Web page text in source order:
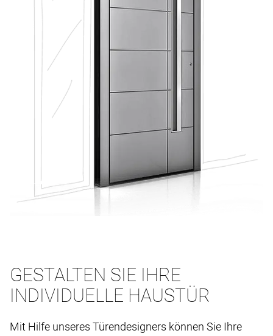
GESTALTEN SIE IHRE
INDIVIDUELLE HAUSTÜR
Mit Hilfe unseres Türendesigners können Sie Ihre